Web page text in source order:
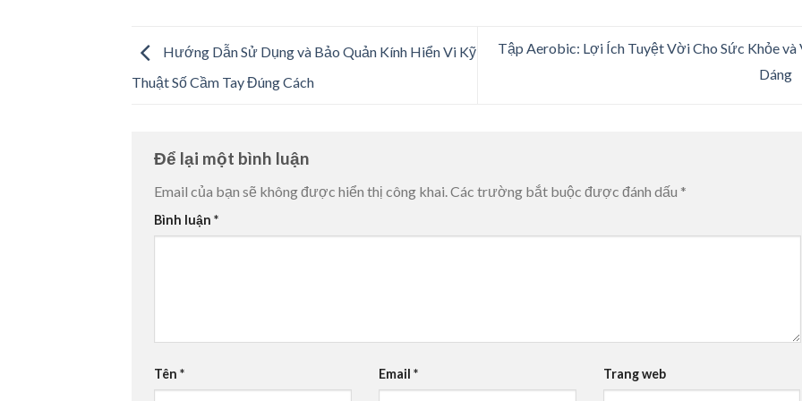
Hướng Dẫn Sử Dụng và Bảo Quản Kính Hiển Vi Kỹ
Thuật Số Cầm Tay Đúng Cách
Tập Aerobic: Lợi Ích Tuyệt Vời Cho Sức Khỏe và
Dáng
Để lại một bình luận
Email của bạn sẽ không được hiển thị công khai.Các trường bắt buộc được đánh dấu *
Bình luận *
Tên * Email * Trang web